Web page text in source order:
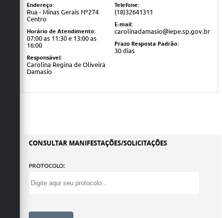
Endereço:
Rua - Minas Gerais Nº274
Centro
Horário de Atendimento:
07:00 as 11:30 e 13:00 as
16:00
Responsável:
Carolina Regina de Oliveira
Damasio
Telefone:
(18)32641311
E-mail:
carolinadamasio@iepe.sp.gov.br
Prazo Resposta Padrão:
30 dias
CONSULTAR MANIFESTAÇÕES/SOLICITAÇÕES
PROTOCOLO: